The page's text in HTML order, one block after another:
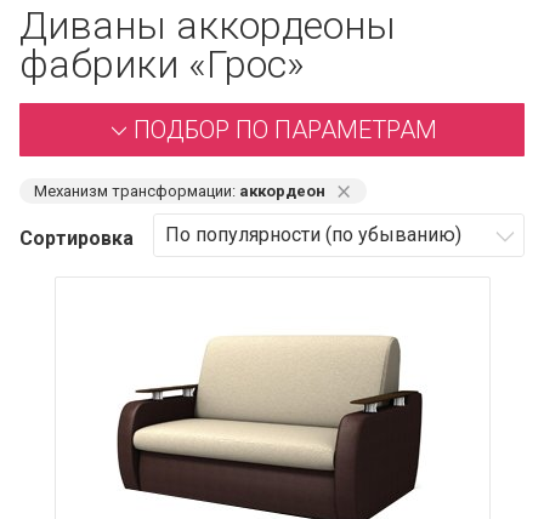
Диваны аккордеоны
фабрики «Грос»
ПОДБОР ПО ПАРАМЕТРАМ
Механизм трансформации: аккордеон ⨯
Сортировка